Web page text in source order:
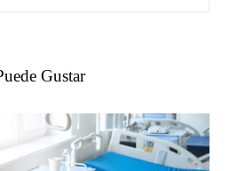
Gustar